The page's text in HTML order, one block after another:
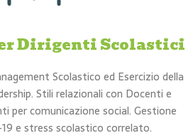
Dirigenti Scolastici
Scolastico ed Esercizio della
Stili relazionali con Docenti e
per comunicazione social. Gestione
e stress scolastico correlato.